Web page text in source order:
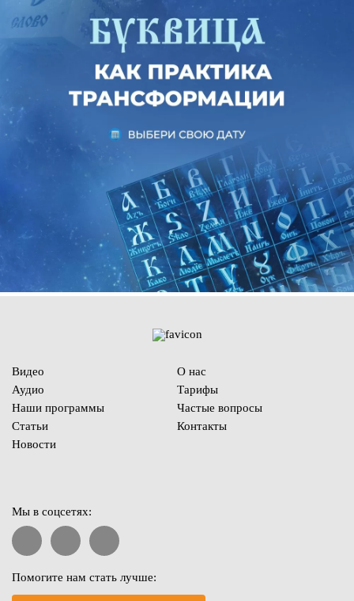
Видео
Аудио
Наши программы
Статьи
Новости
О нас
Тарифы
Частые вопросы
Контакты
Мы в соцсетях:
Помогите нам стать лучше: